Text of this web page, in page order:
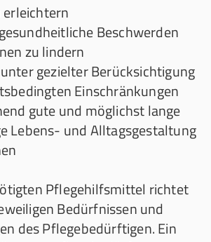
erleichtern
Beschwerden
zu lindern
gezielter Berücksichtigung
Einschränkungen
gute und möglichst lange
Lebens- und Alltagsgestaltung
Pflegehilfsmittel richtet
Bedürfnissen und
des Pflegebedürftigen. Ein